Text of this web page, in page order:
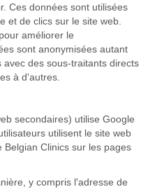
Ces données sont utilisées
et de clics sur le site web.
améliorer le
sont anonymisées autant
des sous-traitants directs
à d'autres.
secondaires) utilise Google
utilisent le site web
Clinics sur les pages
y compris l'adresse de